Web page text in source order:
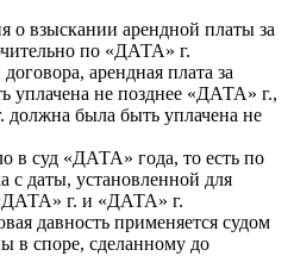
о взыскании арендной платы за
по «ДАТА» г.
арендная плата за
уплачена не позднее «ДАТА» г.,
должна была быть уплачена не
в суд «ДАТА» года, то есть по
с даты, установленной для
г. и «ДАТА» г.
давность применяется судом
в споре, сделанному до